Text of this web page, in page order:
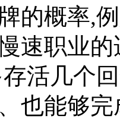
的概率,
速职业
活几个
也能够